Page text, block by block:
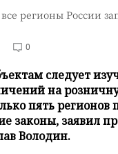
регионы России
0
следует
на
пять регионов
законы, заявил
Володин.